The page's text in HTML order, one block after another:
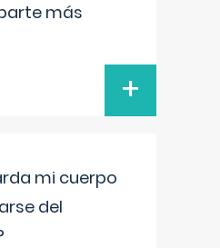
más
+
mi cuerpo
del